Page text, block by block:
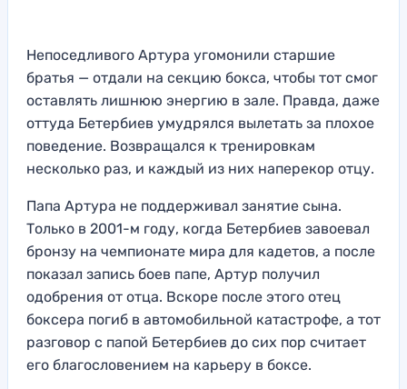
Непоседливого Артура угомонили старшие
братья — отдали на секцию бокса, чтобы тот смог
оставлять лишнюю энергию в зале. Правда, даже
оттуда Бетербиев умудрялся вылетать за плохое
поведение. Возвращался к тренировкам
несколько раз, и каждый из них наперекор отцу.
Папа Артура не поддерживал занятие сына.
Только в 2001-м году, когда Бетербиев завоевал
бронзу на чемпионате мира для кадетов, а после
показал запись боев папе, Артур получил
одобрения от отца. Вскоре после этого отец
боксера погиб в автомобильной катастрофе, а тот
разговор с папой Бетербиев до сих пор считает
его благословением на карьеру в боксе.